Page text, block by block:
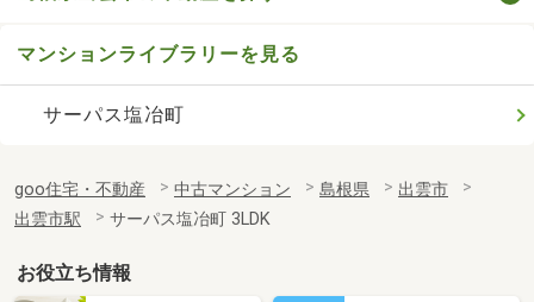
マンションライブラリーを見る
サーパス塩冶町
goo住宅・不動産 中古マンション 島根県
出雲市
出雲市駅
サーパス塩冶町 3LDK
お役立ち情報